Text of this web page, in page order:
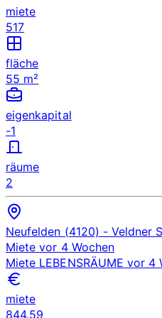
miete
517
fläche
55 m²
eigenkapital
-1
räume
2
Neufelden (4120) - Veldner
Miete vor 4 Wochen
Miete LEBENSRÄUME vor 4
miete
844.59